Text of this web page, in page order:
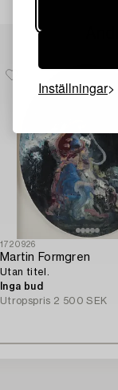
Inställningar
1720926
Martin Formgren
Utan titel.
Inga bud
Utropspris 2 500 SEK